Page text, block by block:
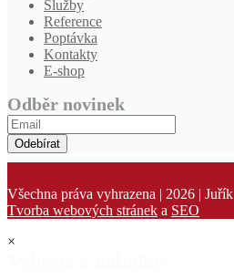
Služby
Reference
Poptávka
Kontakty
E-shop
Odběr novinek
Odebírat
Všechna práva vyhrazena | 2026 | Juřík
Tvorba webových stránek a SEO
×